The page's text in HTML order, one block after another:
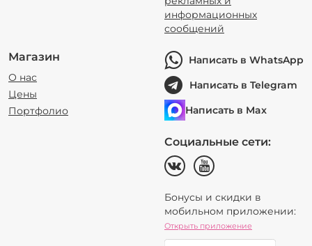
информационных
сообщений
Магазин
О нас
Цены
Портфолио
Написать в WhatsApp
Написать в Telegram
Написать в Max
Социальные сети:
Бонусы и скидки в
мобильном приложении:
Открыть приложение